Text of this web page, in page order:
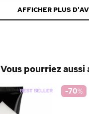
AFFICHER PLUS
Vous pourriez aussi
-70%